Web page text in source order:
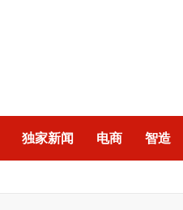
独家新闻 电商 智造